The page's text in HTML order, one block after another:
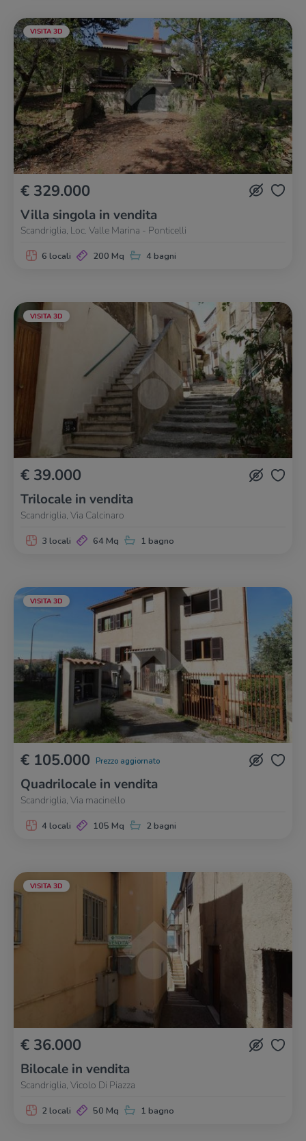
VISITA 3D
€ 329.000
Villa singola in vendita
Scandriglia, Loc. Valle Marina - Ponticelli
6 locali 200 Mq 4 bagni
VISITA 3D
€ 39.000
Trilocale in vendita
Scandriglia, Via Calcinaro
3 locali 64 Mq 1 bagno
VISITA 3D
€ 105.000 Prezzo aggiornato
Quadrilocale in vendita
Scandriglia, Via macinello
4 locali 105 Mq 2 bagni
VISITA 3D
€ 36.000
Bilocale in vendita
Scandriglia, Vicolo Di Piazza
2 locali 50 Mq 1 bagno